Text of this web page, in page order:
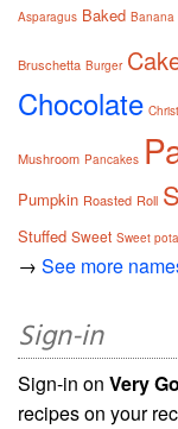
Asparagus Baked Banana
Bruschetta Burger
Chocolate
Mushroom Pancakes
Pumpkin Roasted Roll
Stuffed Sweet Sweet
→ See more
Sign-in
Sign-in on Very
recipes on your